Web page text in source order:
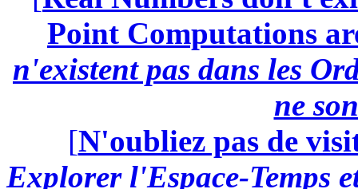
Point Computations
n'existent pas dans les
ne
[N'oubliez pas de
Explorer l'Espace-Temps